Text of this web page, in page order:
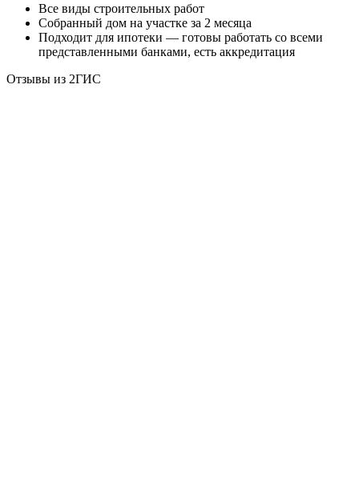
Все виды строительных работ
Собранный дом на участке за 2 месяца
Подходит для ипотеки — готовы работать со всеми
представленными банками, есть аккредитация
Отзывы из 2ГИС